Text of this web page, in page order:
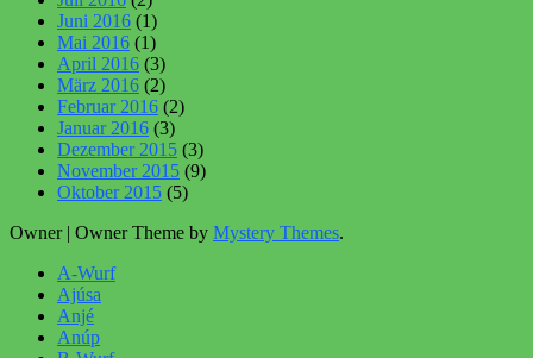
Juni 2016 (1)
Mai 2016 (1)
April 2016 (3)
März 2016 (2)
Februar 2016 (2)
Januar 2016 (3)
Dezember 2015 (3)
November 2015 (9)
Oktober 2015 (5)
Owner | Owner Theme by Mystery Themes.
A-Wurf
Ajúsa
Anjé
Anúp